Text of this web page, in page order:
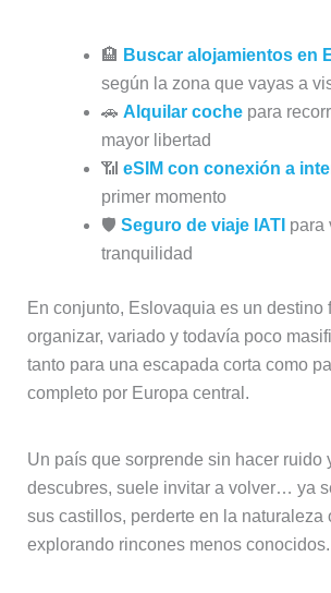
🏨 Buscar alojamientos en
según la zona que vayas a
🚗 Alquilar cochepara
mayor libertad
📶 eSIM con conexión a
primer momento
🛡️ Seguro de viaje IATI para
tranquilidad
En conjunto, Eslovaquia es un destino
organizar, variado y todavía poco
tanto para una escapada corta como
completo por Europa central.
Un país que sorprende sin hacer ruido
descubres, suele invitar a volver… ya
sus castillos, perderte en la naturaleza
explorando rincones menos conocidos.